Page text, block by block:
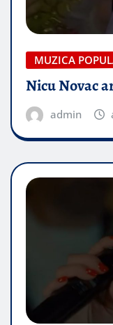
MUZICA
Nicu Novac
admin